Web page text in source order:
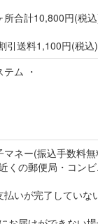
合計10,800円(税
送料1,100円(税込)
ム ・
ネー(振込手数料無
くの郵便局・コン
いが完了してい